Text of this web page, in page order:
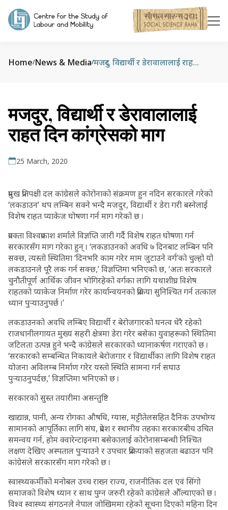
Home/News & Media/ मजदुर, विद्यार्थी र डेरावालालाई राहत दिन कांग्रेसको माग
मजदुर, विद्यार्थी र डेरावालालाई
राहत दिन कांग्रेसको माग
25 March, 2020
प्रमुख प्रतिपक्षी दल कांग्रेसले कोरोनाको संक्रमण हुन नदिन सरकारले गरेको
‘लकडाउन’ थप लम्बिन सक्ने भन्दै मजदुर, विद्यार्थी र डेरा गरी बस्नेलाई
विशेष राहत प्याकेज घोषणा गर्न माग गरेको छ ।
प्रवक्ता विश्वप्रकाश शर्माले विज्ञप्ति जारी गर्दै विशेष राहत घोषणा गर्न
सरकारसँग माग गरेका हुन् । ‘लकडाउनको अवधि ७ दिनबाट लम्बिन पनि
सक्छ, त्यस्तो स्थितिमा ‘दिनभरि काम गरेर माम जुटाउने वर्ग’को चुल्हो यो
लकडाउनले पूरै लक गर्न सक्छ,’ विज्ञप्तिमा भनिएको छ, ‘अतः सरकारले
चुनौतीपूर्ण आर्थिक जीवन भोगिरहेको वर्गका लागि यथाशीघ्र विशेष
राहतको प्याकेज निर्माण गरेर कार्यान्वयनको प्रक्रिया सुनिश्चित गर्न तत्काल
ध्यान पुर्‍याउनुपर्छ ।’
लकडाउनको अवधि लम्बिए विद्यार्थी र बेरोजगारको घनत्व धेरै रहेको
राजधानीलगायत मुख्य सहरी क्षेत्रमा डेरा गरेर बसेका युवाहरूको स्थितिमा
जटिलता उत्पन्न हुने भन्दै कांग्रेसले सरकारको ध्यानाकर्षण गराएको छ ।
‘सरकारको सम्बन्धित निकायले बेरोजगार र विद्यार्थीका लागि विशेष राहत
योजना अविलम्ब निर्माण गरेर यस्तो स्थिति सामना गर्न सघाउ
पुर्‍याउनुपर्दछ,’ विज्ञप्तिमा भनिएको छ ।
सरकारको सुस्त तयारीमा असन्तुष्टि
खाद्यान्न, पानी, अन्य रोगका औषधि, ग्यास, मट्टीतेलसहित दैनिक उपभोग्य
सामानको आपूर्तिका लागि संघ, प्रदेश र स्थानीय तहका सरकारबीच उचित
समन्वय गर्न, होम क्वारेन्टाइनमा बसेकालाई कोरोनासम्बन्धी निश्चित
लक्षण देखिए अस्पताल पुर्‍याउने र उपचार प्रक्रियाको सहजता बढाउन पनि
कांग्रेसले सरकारसँग माग गरेको छ ।
स्वास्थ्यकर्मीको मनोबल उच्च राख्न राज्य, राजनीतिक दल एवं सिंगो
समाजको विशेष ध्यान र साथ पुग्न जरुरी रहेको कांग्रेसले औँल्याएको छ ।
विश्व स्वास्थ्य संगठनले नेपाल जोखिममा रहेको सूचना दिएको महिना दिन